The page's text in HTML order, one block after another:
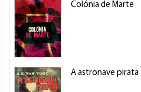
Colónia de Marte
A astronave pirata